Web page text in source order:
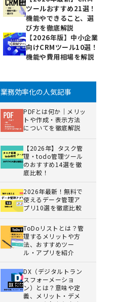
ツールおすすめ21選！
機能やできること、選
び方を徹底解説
【2026年版】中小企業
向けCRMツール10選！
機能や費用相場を解説
業務効率化の人気記事
PDFとは何か｜メリッ
トや作成・表示方法
についてを徹底解説
【2026年】タスク管
理・todo管理ツール
のおすすめ14選を徹
底比較！
2026年最新！無料で
使えるデータ管理ア
プリ10選を徹底比較
ToDoリストとは？管
理するメリットや方
法、おすすめツー
ル・アプリを紹介
DX（デジタルトラン
スフォーメーショ
ン）とは？意味や定
義、メリット・デメ